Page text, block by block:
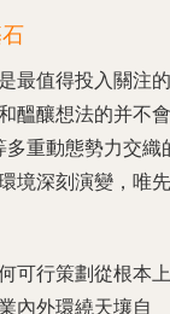
最值得投入關注的
醞釀想法的并不會
重動態勢力交織
境深刻演變，唯先
可行策劃從根本上
內外環繞天壤自